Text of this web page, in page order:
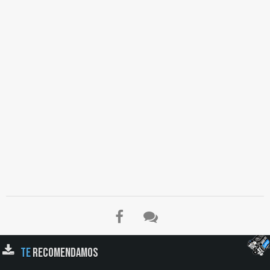
TERECOMENDAMOS